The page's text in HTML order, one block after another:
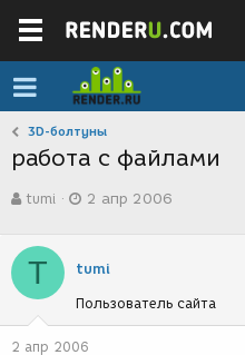
3D-болтуны
работа с файлами
в
о
р
е
м
ы
tumi
а
с
з
д
а
2 апр 2006
T tumi
Пользователь сайта
2 апр 2006